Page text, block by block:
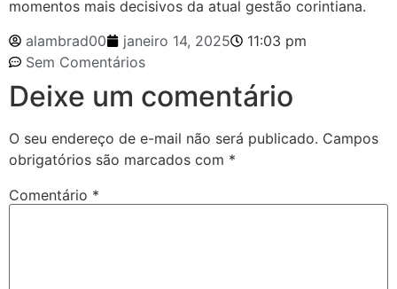
momentos mais decisivos da atual gestão corintiana.
alambrad00
janeiro 14, 2025
11:03 pm
Sem Comentários
Deixe um comentário
O seu endereço de e-mail não será publicado. Campos
obrigatórios são marcados com *
Comentário *